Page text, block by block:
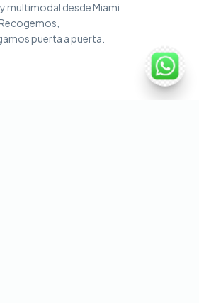
multimodal desde Miami
puerta a puerta.